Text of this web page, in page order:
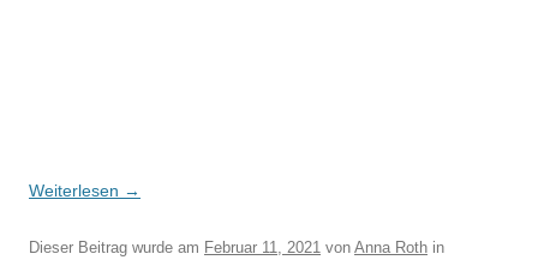
Weiterlesen →
Dieser Beitrag wurde am Februar 11, 2021 von Anna Roth in